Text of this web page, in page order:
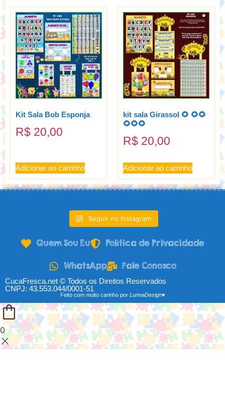
Kit Sala Bob Esponja
R$ 20,00
Adicionar ao carrinho
kit sala Girassol 🌻 🌻🌻
🌻🌻🌻
R$ 20,00
Adicionar ao carrinho
Seguir no Instagram
Quem Sou Eu Política de Privacidade
WhatsApp Fale Conosco
CucaFresca.net © Todos os Direitos Reservados
CNPJ: 43.553.044/0001-51
Feito com muito carinho por LunnaDesign♥
0